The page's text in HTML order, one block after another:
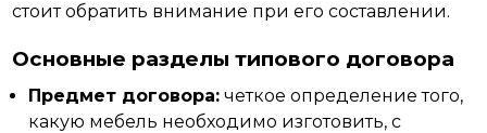
стоит обратить внимание при его составлении.
Основные разделы типового договора
Предмет договора: четкое определение того,
какую мебель необходимо изготовить, с